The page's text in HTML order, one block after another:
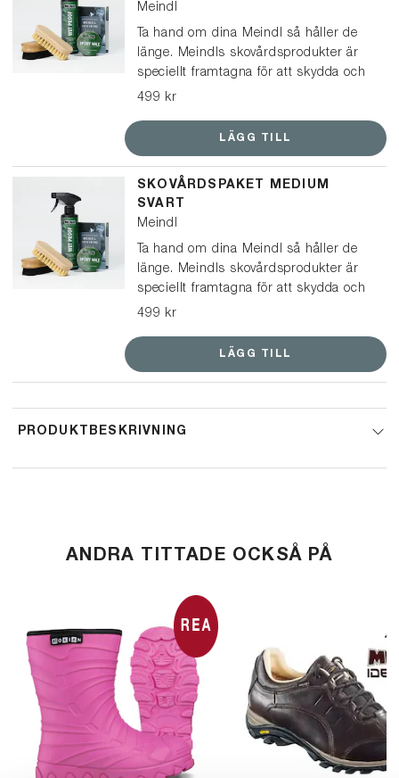
Meindl
Ta hand om dina Meindl så håller de
länge. Meindls skovårdsprodukter är
speciellt framtagna för att skydda och
vårda Meindl-kängor och skor. Det här
499 kr
LÄGG TILL
SKOVÅRDSPAKET MEDIUM
SVART
Meindl
Ta hand om dina Meindl så håller de
länge. Meindls skovårdsprodukter är
speciellt framtagna för att skydda och
vårda Meindl-kängor och skor. Det här
i svart läder, och kan också användas
499 kr
LÄGG TILL
PRODUKTBESKRIVNING
ANDRA TITTADE OCKSÅ PÅ